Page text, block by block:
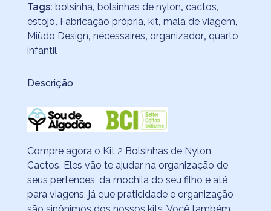
Tags: bolsinha, bolsinhas de nylon, cactos,
estojo, Fabricação própria, kit, mala de viagem,
Miüdo Design, nécessaires, organizador, quarto
infantil
Descrição
Compre agora o Kit 2 Bolsinhas de Nylon
Cactos. Eles vão te ajudar na organização de
seus pertences, da mochila do seu filho e até
para viagens, já que praticidade e organização
são sinônimos dos nossos kits. Você também